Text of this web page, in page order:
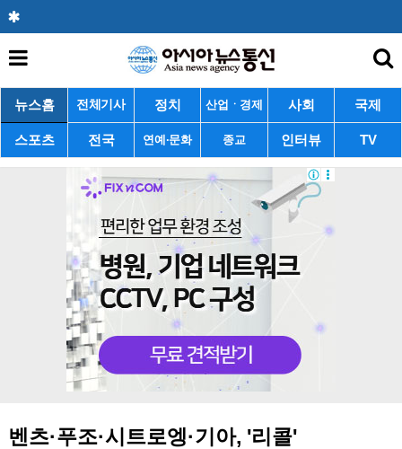
뉴스홈 전체기사 정치 산업ㆍ경제 사회 국제
스포츠 전국 연예·문화 종교 인터뷰 TV
벤츠·푸조·시트로엥·기아, '리콜'